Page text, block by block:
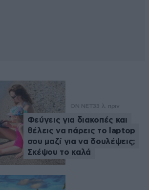
ON NET33 λ. πριν
Φεύγεις για διακοπές και
θέλεις να πάρεις το laptop
σου μαζί για να δουλέψεις;
Σκέψου το καλά